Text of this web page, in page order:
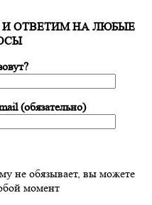
И ОТВЕТИМ НА ЛЮБЫЕ
(обязательно)
не обязывает, вы можете
момент